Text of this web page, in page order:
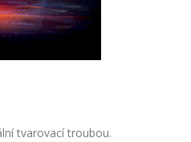
tvarovací troubou.